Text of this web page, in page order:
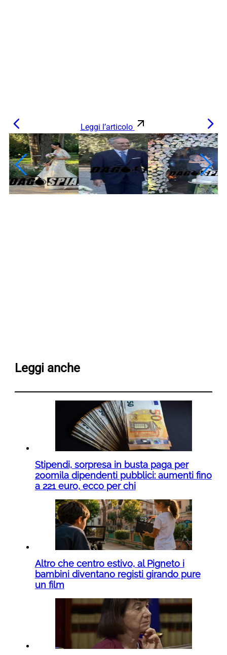
Leggi l’articolo
Leggi anche
Stipendi, sorpresa in busta paga per
200mila dipendenti pubblici: aumenti fino
a 221 euro, ecco per chi
Altro che centro estivo, al Pigneto i
bambini diventano registi girando pure
un film